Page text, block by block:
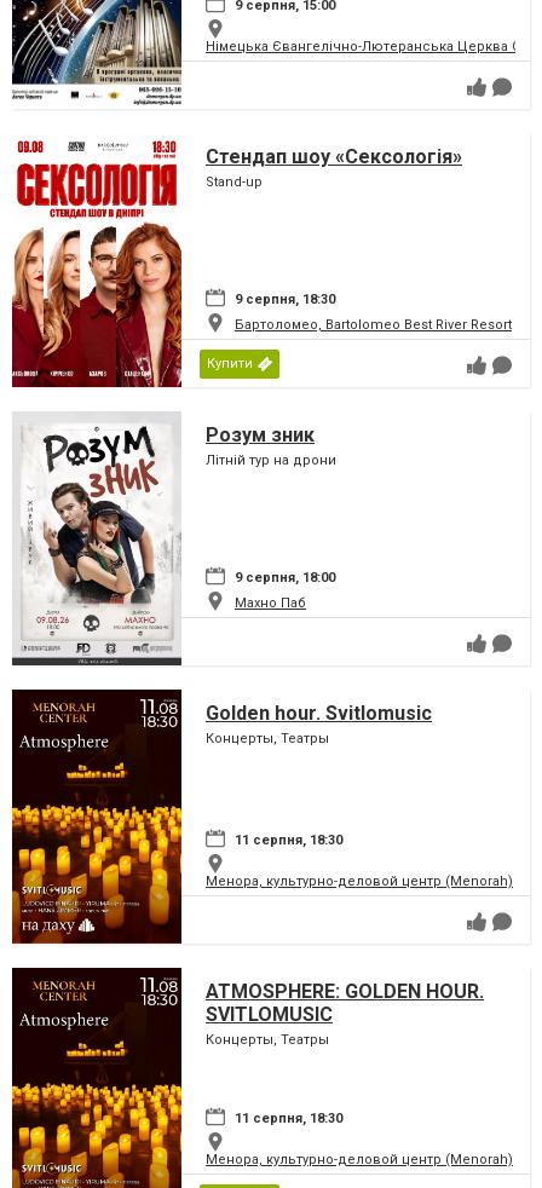
9 серпня, 15:00
Німецька Євангелічно-Лютеранська Церква
Стендап шоу «Сексологія»
Stand-up
9 серпня, 18:30
Бартоломео, Bartolomeo Best River Resort
Купити
Розум зник
Літній тур на дрони
9 серпня, 18:00
Махно Паб
Golden hour. Svitlomusic
Концерты, Театры
11 серпня, 18:30
Менора, культурно-деловой центр (Menorah)
ATMOSPHERE: GOLDEN HOUR.
SVITLOMUSIC
Концерты, Театры
11 серпня, 18:30
Менора, культурно-деловой центр (Menorah)